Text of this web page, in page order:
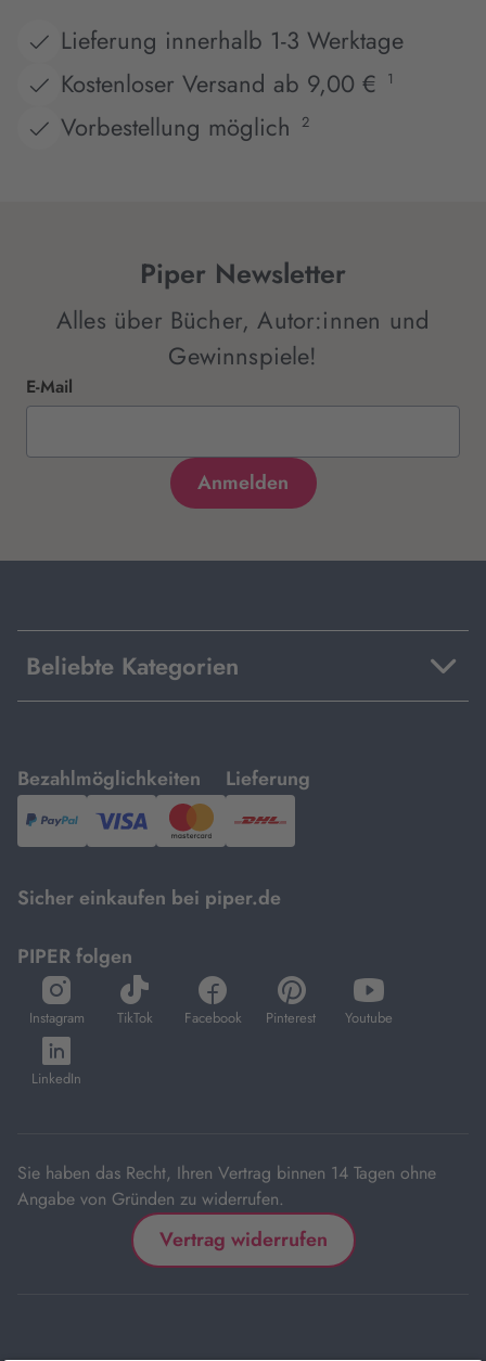
Lieferung innerhalb 1-3 Werktage
Kostenloser Versand ab 9,00 €
1
Vorbestellung möglich 2
Piper Newsletter
Alles über Bücher, Autor:innen und
Gewinnspiele!
E-Mail
Beliebte Kategorien
Bezahlmöglichkeiten
mit
PayPal,Visa
und
Lieferung
mit
DHL.
Sicher einkaufen bei piper.de
PIPER folgen
Instagram
öffnet
in
neuem
Tab
TikTok
öffnet
in
Facebook
öffnet
in
Pinterest
öffnet
in
Youtube
öffnet
in
LinkedIn
öffnet
in
Sie haben das Recht, Ihren Vertrag binnen 14 Tagen ohne
Angabe von Gründen zu widerrufen.
Vertrag widerrufen